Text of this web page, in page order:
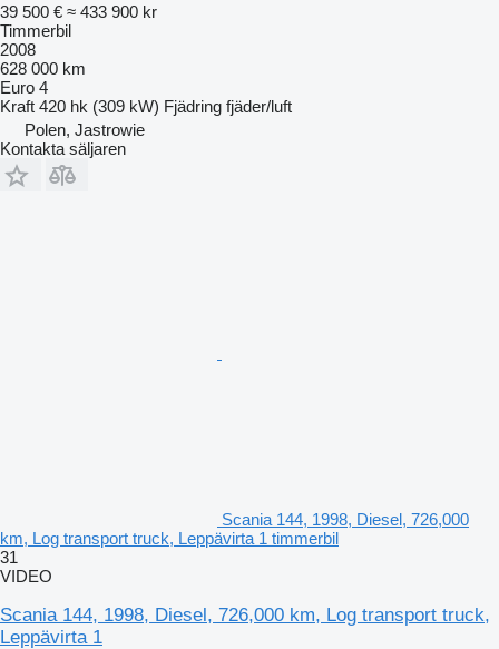
39 500 € ≈ 433 900 kr
Timmerbil
2008
628 000 km
Euro 4
Kraft 420 hk (309 kW) Fjädring fjäder/luft
Polen, Jastrowie
Kontakta säljaren
Scania 144, 1998, Diesel, 726,000
km, Log transport truck, Leppävirta 1 timmerbil
31
VIDEO
Scania 144, 1998, Diesel, 726,000 km, Log transport truck,
Leppävirta 1